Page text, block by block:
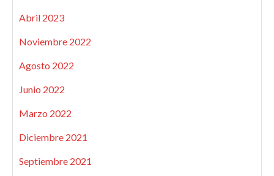
Abril 2023
Noviembre 2022
Agosto 2022
Junio 2022
Marzo 2022
Diciembre 2021
Septiembre 2021